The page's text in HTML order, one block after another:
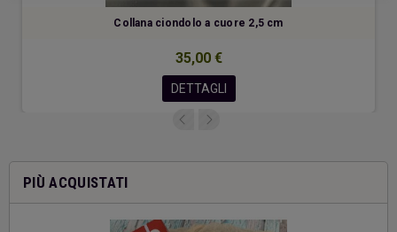
PIÙ ACQUISTATI
Collana ciondolo a cuore 2,5 cm
35,00 €
DETTAGLI